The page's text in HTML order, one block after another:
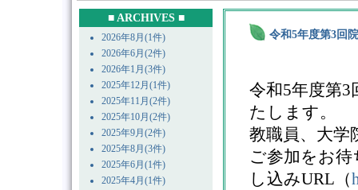
■ ARCHIVES ■
2026年8月(1件)
2026年6月(2件)
2026年1月(3件)
2025年12月(1件)
2025年11月(2件)
2025年10月(2件)
2025年9月(2件)
2025年8月(3件)
2025年6月(1件)
2025年4月(1件)
令和5年度第3回
令和5年度第
たします。
教職員、大学
ご参加をお
し込みURL（